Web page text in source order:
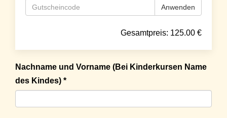
Anwenden
Gesamtpreis: 125.00 €
Nachname und Vorname (Bei Kinderkursen Name
des Kindes) *